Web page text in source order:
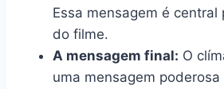
Essa mensagem é central
do filme.
A mensagem final: O
uma mensagem poderosa